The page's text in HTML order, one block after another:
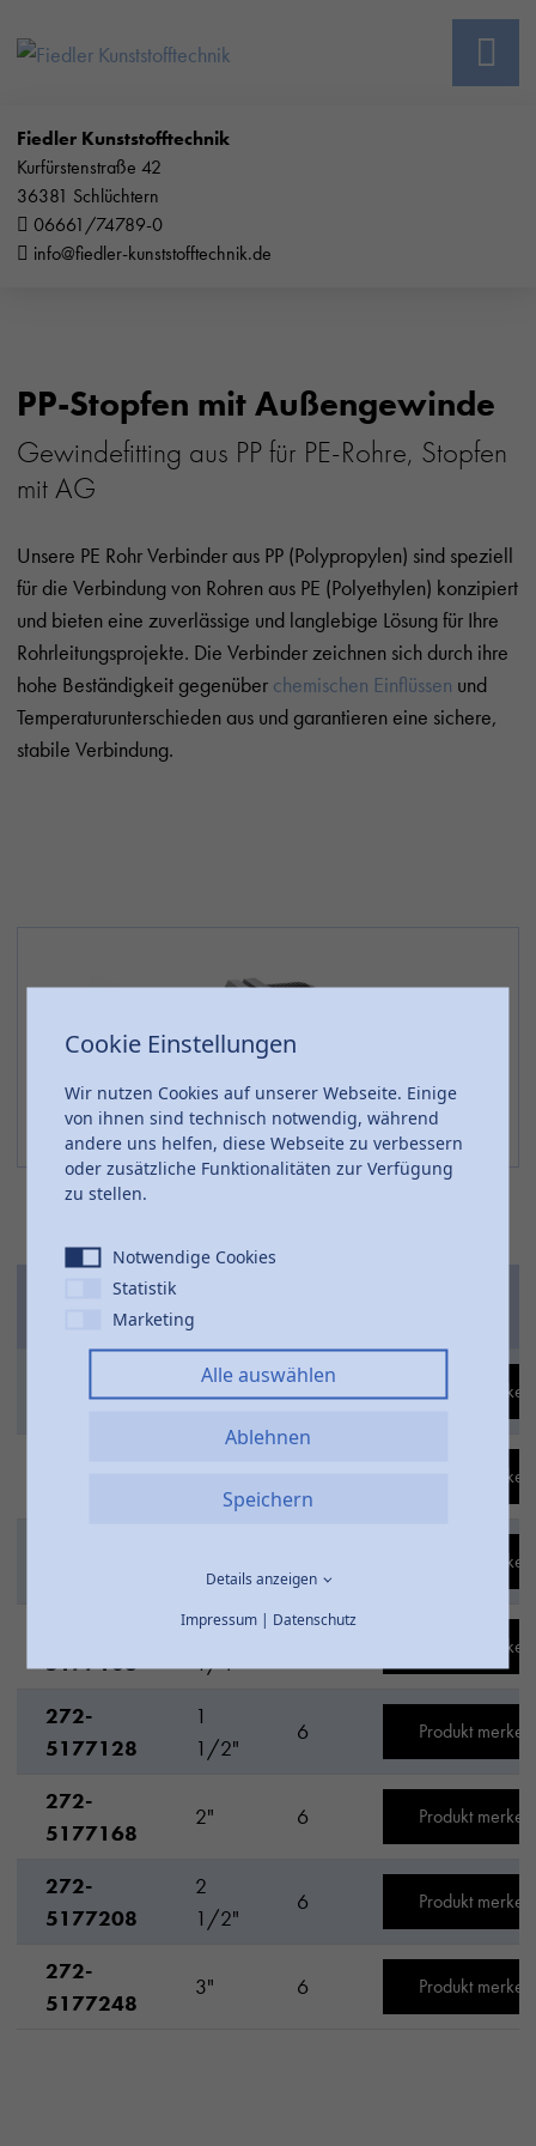
Fiedler Kunststofftechnik
Kurfürstenstraße 42
36381 Schlüchtern
06661/74789-0
info@fiedler-kunststofftechnik.de
PP-Stopfen mit Außengewinde
Gewindefitting aus PP für PE-Rohre, Stopfen
mit AG
Unsere PE Rohr Verbinder aus PP (Polypropylen) sind speziell
für die Verbindung von Rohren aus PE (Polyethylen) konzipiert
und bieten eine zuverlässige und langlebige Lösung für Ihre
Rohrleitungsprojekte. Die Verbinder zeichnen sich durch ihre
hohe Beständigkeit gegenüber chemischen Einflüssen und
Temperaturunterschieden aus und garantieren eine sichere,
stabile Verbindung.
Artikel-
5177048
1/2" 6 Produkt merken
Produkt merken
Produkt merken
5177108
1
1/4"
Produkt merken
272-
5177128
1
1/2"
6 Produkt merken
272-
5177168
2" 6 Produkt merken
272-
5177208
2
1/2"
6 Produkt merken
272-
5177248
3" 6 Produkt merken
Cookie Einstellungen
Wir nutzen Cookies auf unserer Webseite. Einige
von ihnen sind technisch notwendig, während
andere uns helfen, diese Webseite zu verbessern
oder zusätzliche Funktionalitäten zur Verfügung
zu stellen.
Notwendige Cookies
Statistik
Marketing
Alle auswählen
Ablehnen
Speichern
Details anzeigen
Impressum| Datenschutz